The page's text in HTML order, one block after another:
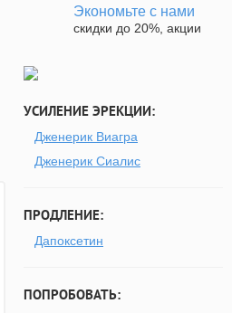
Экономьте с нами
скидки до 20%, акции
УСИЛЕНИЕ ЭРЕКЦИИ:
Дженерик Виагра
Дженерик Сиалис
ПРОДЛЕНИЕ:
Дапоксетин
ПОПРОБОВАТЬ: